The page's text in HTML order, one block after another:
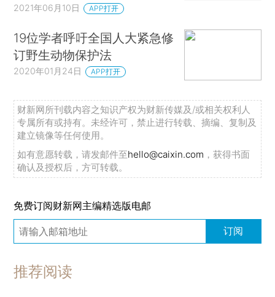
2021年06月10日 APP打开
19位学者呼吁全国人大紧急修
订野生动物保护法
2020年01月24日 APP打开
财新网所刊载内容之知识产权为财新传媒及/或相关权利人
专属所有或持有。未经许可，禁止进行转载、摘编、复制及
建立镜像等任何使用。
如有意愿转载，请发邮件至hello@caixin.com ，获得书面
确认及授权后，方可转载。
免费订阅财新网主编精选版电邮
订阅
推荐阅读